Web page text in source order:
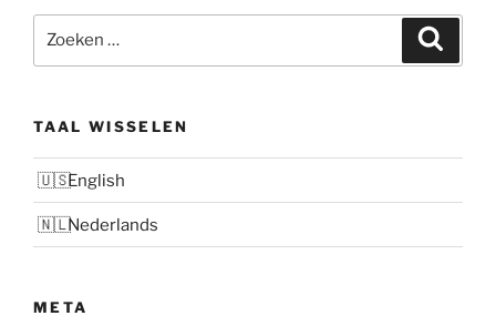
naar:
TAAL WISSELEN
English
Nederlands
META